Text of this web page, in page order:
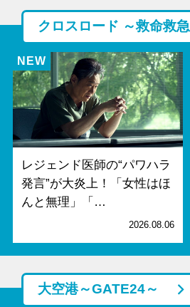
クロスロード ～救命救
レジェンド医師の“パワハラ
発言”が大炎上！「女性はほ
んと無理」「…
2026.08.06
大空港～GATE24～